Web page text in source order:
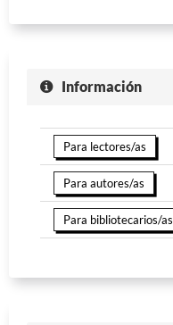
Información
Para lectores/as
Para autores/as
Para bibliotecarios/as